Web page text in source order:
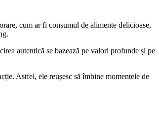
cum ar fi consumul de alimente delicioase,
autentică se bazează pe valori profunde și pe
Astfel, ele reușesc să îmbine momentele de